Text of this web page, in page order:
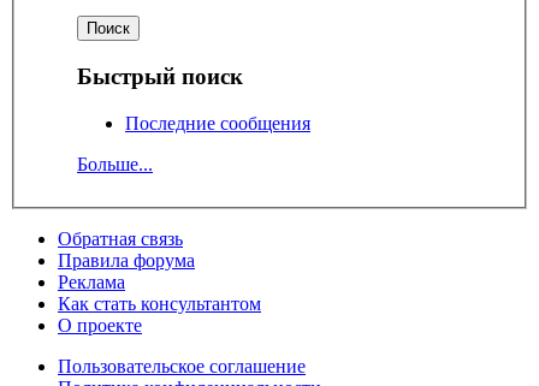
Быстрый поиск
Последние сообщения
Больше...
Обратная связь
Правила форума
Реклама
Как стать консультантом
О проекте
Пользовательское соглашение